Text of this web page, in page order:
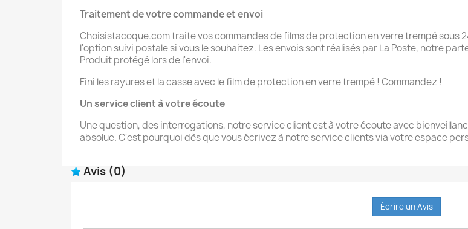
Traitement de votre commande etenvoi
Choisistacoque.com traite vos commandes de films de protection en verre trempé sous
l'option suivi postale si vous le souhaitez. Les envois sont réalisés par La Poste, notre
Produit protégé lors de l'envoi.
Fini les rayures et la casse avec le film de protection en verre trempé ! Commandez !
Un service client à votre écoute
Une question, des interrogations, notre service client est à votre écoute avec
absolue. C'est pourquoi dès que vous écrivez à notre service clients via votre espace
Avis (0)
Écrire un Avis